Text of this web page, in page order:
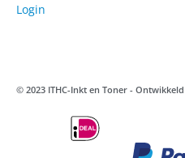
Login
© 2023 ITHC-Inkt en Toner -